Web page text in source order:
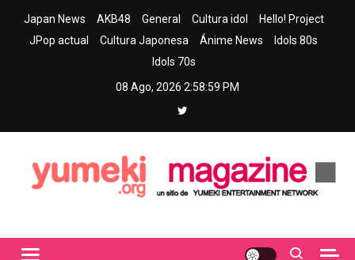
Japan News AKB48 General Cultura idol
Hello! Project
JPop actual
Cultura Japonesa Ánime News
Idols 80s
Idols 70s
08 Ago, 2026 2:59:00 PM